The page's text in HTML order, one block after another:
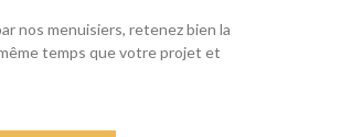
nos menuisiers, retenez bien la
temps que votre projet et